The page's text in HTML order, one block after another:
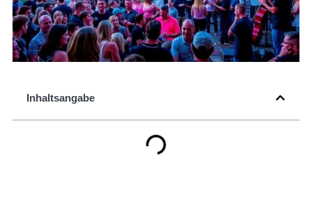
Inhaltsangabe